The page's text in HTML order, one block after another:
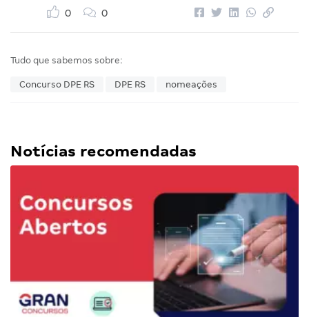
0 0
Tudo que sabemos sobre:
Concurso DPE RS DPE RS nomeações
Notícias recomendadas